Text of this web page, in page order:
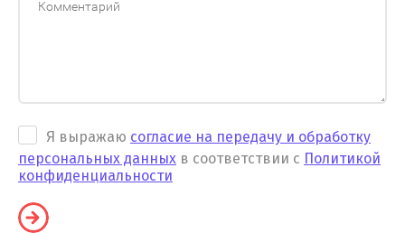
Я выражаю согласие на передачу и обработку
персональных данных в соответствии с Политикой
конфиденциальности